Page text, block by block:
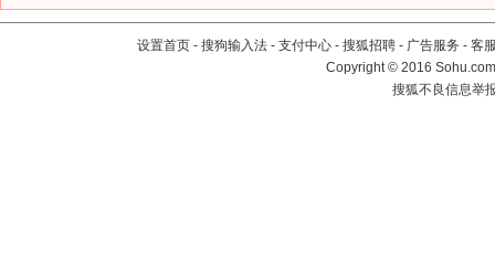
设置首页 - 搜狗输入法 - 支付中心 - 搜狐招聘 - 广告服务 - 客
Copyright©2016
搜狐不良信息举